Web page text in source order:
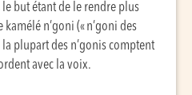
but étant de le rendre plus
n’goni (« n’goni des
la plupart des n’gonis comptent
avec la voix.